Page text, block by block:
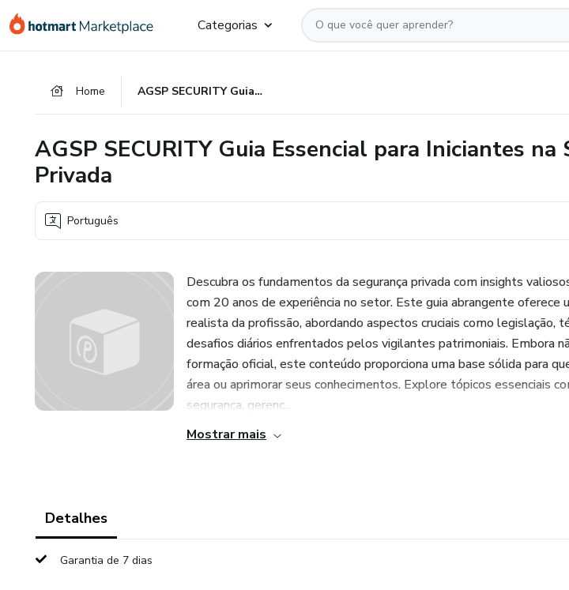
para
para
para
Categorias
Home AGSP SECURITY Guia Essencial para Iniciantes na Segurança Privada
AGSP SECURITY Guia Essencial para Iniciantes na
Privada
Português
Descubra os fundamentos da segurança privada com insights
com 20 anos de experiência no setor. Este guia abrangente oferece
realista da profissão, abordando aspectos cruciais como legislação,
desafios diários enfrentados pelos vigilantes patrimoniais. Embora
formação oficial, este conteúdo proporciona uma base sólida para
área ou aprimorar seus conhecimentos. Explore tópicos essenciais
segurança, gerenc...
Mostrar mais
Detalhes
Garantia de 7 dias